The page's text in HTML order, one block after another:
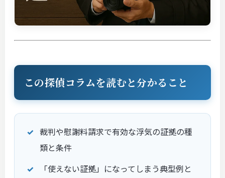
この探偵コラムを読むと分かること
裁判や慰謝料請求で有効な浮気の証拠の種
類と条件
「使えない証拠」になってしまう典型例と